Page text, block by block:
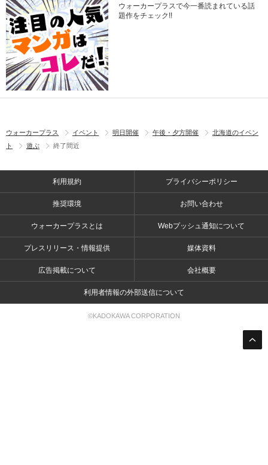
ウォーカープラスで今一番読まれている話
題作をチェック!!
ウォーカープラス イベント 明日開催 午後・夕方開催
北海道のイベン
ト
遊ぶ 終了間近
利用規約 プライバシーポリシー
推奨環境 お問い合わせ
ウォーカープラスとは Webプッシュ通知について
プレスリリース・情報提供 媒体資料
広告掲載について 会社概要
利用者情報の外部送信について
©KADOKAWA CORPORATION